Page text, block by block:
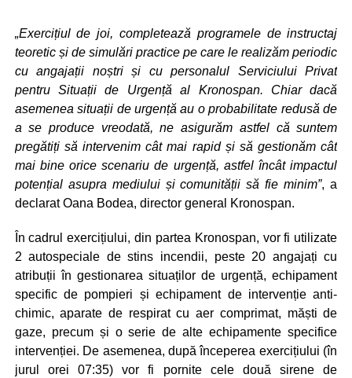
„Exercițiul de joi, completează programele de instructaj
teoretic și de simulări practice pe care le realizăm periodic
cu angajații noștri și cu personalul Serviciului Privat
pentru Situații de Urgență al Kronospan. Chiar dacă
asemenea situații de urgență au o probabilitate redusă de
a se produce vreodată, ne asigurăm astfel că suntem
pregătiți să intervenim cât mai rapid și să gestionăm cât
mai bine orice scenariu de urgență, astfel încât impactul
potențial asupra mediului și comunității să fie minim”, a
declarat Oana Bodea, director general Kronospan.
În cadrul exercițiului, din partea Kronospan, vor fi utilizate
2 autospeciale de stins incendii, peste 20 angajați cu
atribuții în gestionarea situaților de urgență, echipament
specific de pompieri și echipament de intervenție anti-
chimic, aparate de respirat cu aer comprimat, măști de
gaze, precum și o serie de alte echipamente specifice
intervenției. De asemenea, după începerea exercițiului (în
jurul orei 07:35) vor fi pornite cele două sirene de